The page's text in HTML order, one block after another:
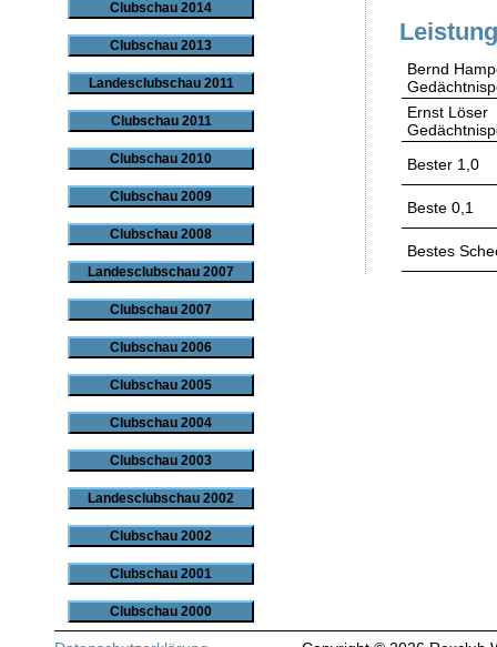
Clubschau 2014
Clubschau 2013
Landesclubschau 2011
Clubschau 2011
Clubschau 2010
Clubschau 2009
Clubschau 2008
Landesclubschau 2007
Clubschau 2007
Clubschau 2006
Clubschau 2005
Clubschau 2004
Clubschau 2003
Landesclubschau 2002
Clubschau 2002
Clubschau 2001
Clubschau 2000
Bernd
Ernst Löser
Bester 1,0
Beste 0,1
Bestes